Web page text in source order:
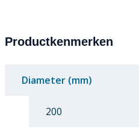
Productkenmerken
Diameter (mm)
200